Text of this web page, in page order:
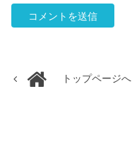
トップページへ